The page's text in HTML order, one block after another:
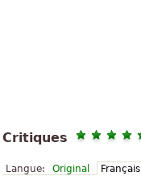
Critiques
Langue: Original Français